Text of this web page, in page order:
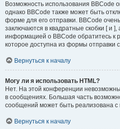
Возможность использования BBCode
однако BBCode также может быть
форме для его отправки. BBCode
заключаются в квадратные скобки [ и
информацией о BBCode обратитесь к
которое доступна из формы отправки
Вернуться к началу
Могу ли я использовать HTML?
Нет. На этой конференции
в сообщениях. Большая часть
сообщений может быть реализована с
Вернуться к началу